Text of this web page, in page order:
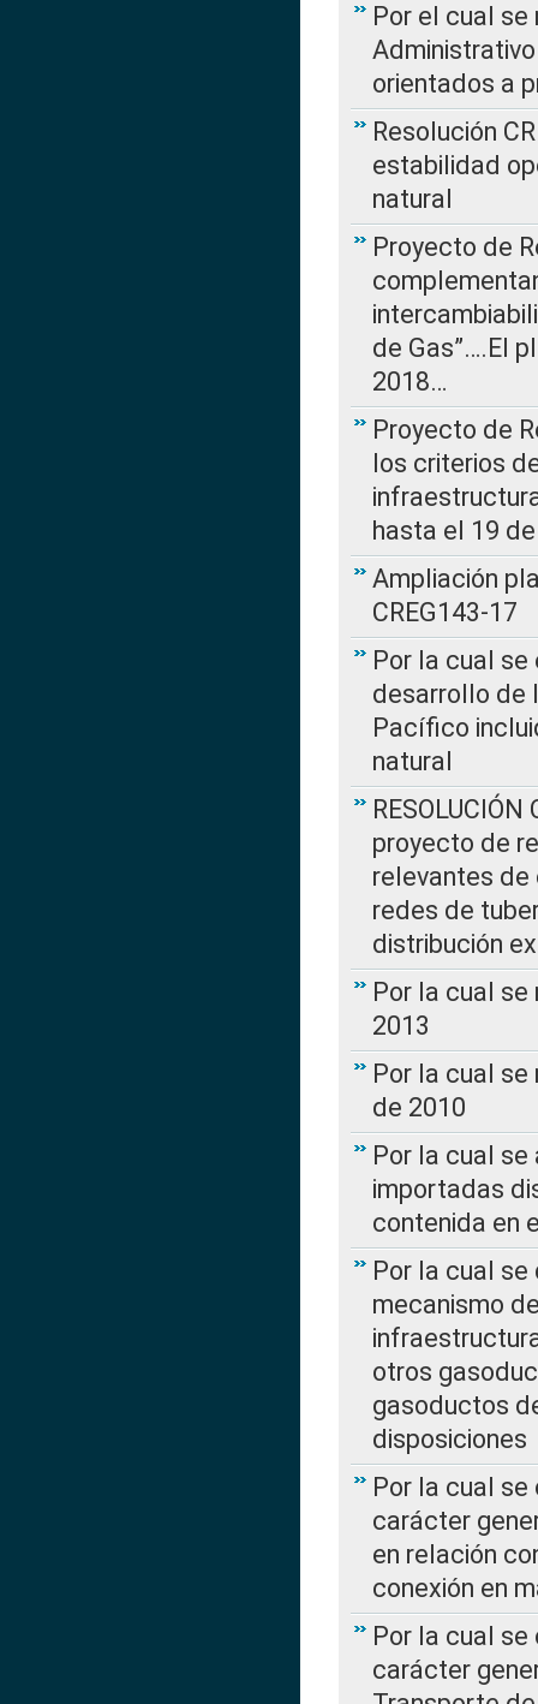
Por el cual
orientados a
Resolución
estabilidad
natural
Proyecto de
de Gas”….El
2018…
Proyecto de
los criterios
hasta el 19
Ampliación
CREG143-17
Por la cual
desarrollo de
Pacífico
natural
proyecto de
relevantes de
redes de
distribución
Por la cual se
2013
Por la cual se
de 2010
Por la cual
importadas
contenida en
Por la cual se
mecanismo
otros
gasoductos
disposiciones
Por la cual
carácter
en relación
conexión en
Por la cual
carácter